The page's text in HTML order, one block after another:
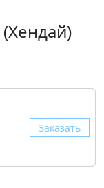
Заказать